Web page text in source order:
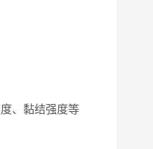
、黏结强度等